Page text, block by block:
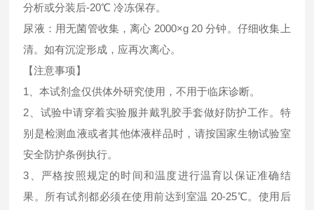
分析或分装后-20℃ 冷冻保存。
尿液：用无菌管收集，离心 2000×g 20 分钟。仔细收集上
清。如有沉淀形成，应再次离心。
【注意事项】
1、本试剂盒仅供体外研究使用，不用于临床诊断。
2、试验中请穿着实验服并戴乳胶手套做好防护工作。特
别是检测血液或者其他体液样品时，请按国家生物试验室
安全防护条例执行。
3、严格按照规定的时间和温度进行温育以保证准确结
果。所有试剂都必须在使用前达到室温 20-25℃。使用后